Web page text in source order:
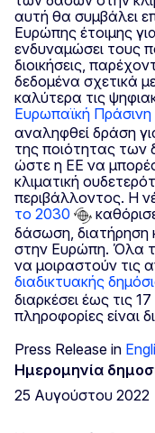
αυτή θα συμβάλει
Ευρώπης έτοιμης
ενδυναμώσει τους
διοικήσεις,
δεδομένα σχετικά
καλύτερα τις
Ευρωπαϊκή
αναληφθεί δράση
της ποιότητας
ώστε η ΕΕ να
κλιματική
περιβάλλοντος. Η
το 2030
δάσωση,
στην Ευρώπη. Όλα
να μοιραστούν τις
διαδικτυακής
διαρκέσει έως τις
πληροφορίες είναι
Press Release in
Ημερομηνία
25 Αυγούστου 2022